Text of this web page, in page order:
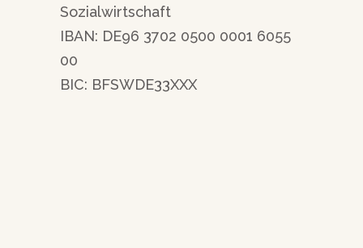
Sozialwirtschaft
IBAN: DE96 3702 0500 0001 6055
00
BIC: BFSWDE33XXX